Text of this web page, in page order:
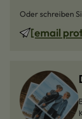
Oder schreiben
[email